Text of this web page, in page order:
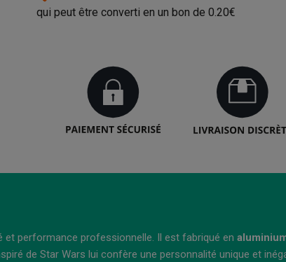
qui peut être converti en un bon de 0.20€
performance professionnelle. Il est fabriqué en
de Star Wars lui confère une personnalité unique et